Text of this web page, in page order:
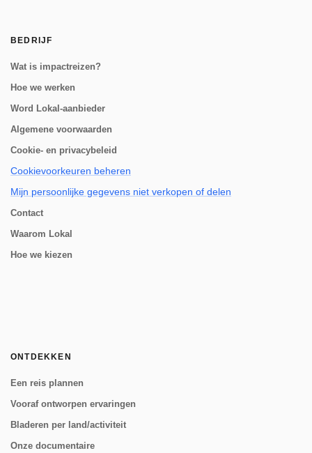
BEDRIJF
Wat is impactreizen?
Hoe we werken
Word Lokal-aanbieder
Algemene voorwaarden
Cookie- en privacybeleid
Cookievoorkeuren beheren
Mijn persoonlijke gegevens niet verkopen of delen
Contact
Waarom Lokal
Hoe we kiezen
ONTDEKKEN
Een reis plannen
Vooraf ontworpen ervaringen
Bladeren per land/activiteit
Onze documentaire